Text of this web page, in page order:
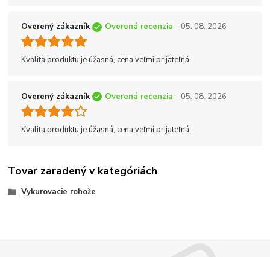
Overený zákazník Overená recenzia - 05. 08. 2026
Kvalita produktu je úžasná, cena veľmi prijateľná.
Overený zákazník Overená recenzia - 05. 08. 2026
Kvalita produktu je úžasná, cena veľmi prijateľná.
Tovar zaradený v kategóriách
Vykurovacie rohože